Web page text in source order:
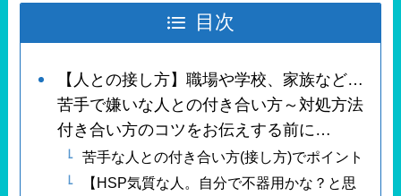
目次
【人との接し方】職場や学校、家族など…
苦手で嫌いな人との付き合い方～対処方法
付き合い方のコツをお伝えする前に…
苦手な人との付き合い方(接し方)でポイント
【HSP気質な人。自分で不器用かな？と思